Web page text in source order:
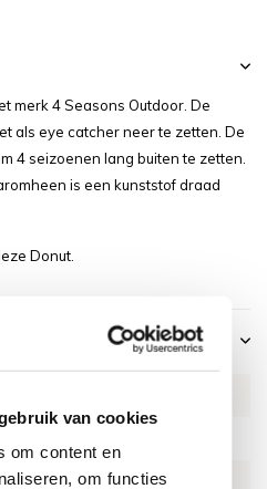
van cookies
om content en
om functies
merk 4 Seasons Outdoor. De
als eye catcher neer te zetten. De
4 seizoenen lang buiten te zetten.
is een kunststof draad
Donut.